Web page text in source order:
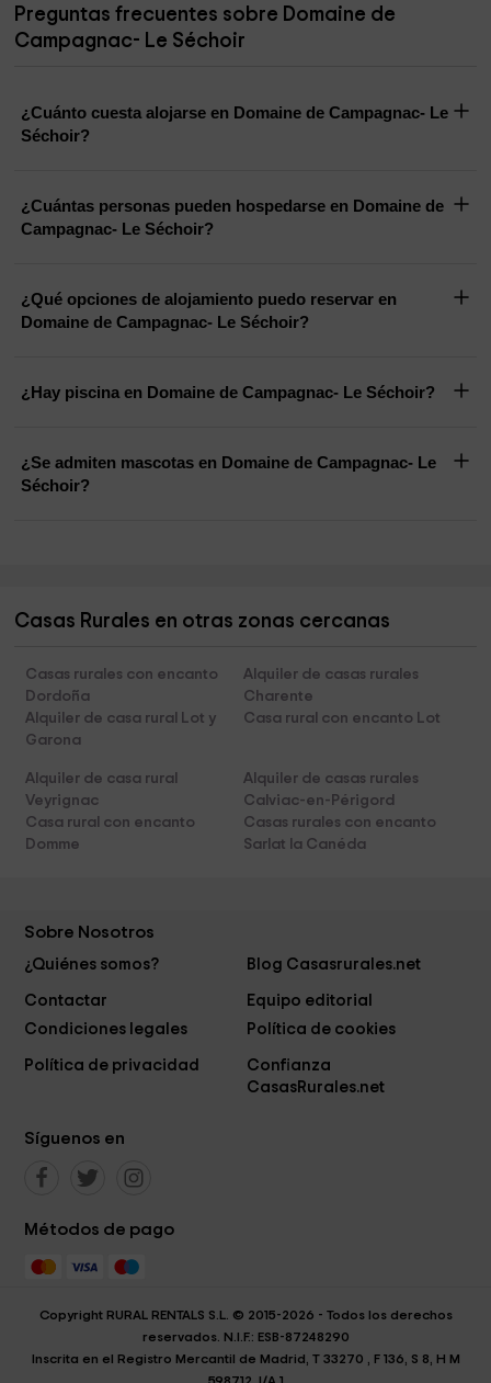
Preguntas frecuentes sobre Domaine de
Campagnac- Le Séchoir
¿Cuánto cuesta alojarse en Domaine de Campagnac- Le
Séchoir?
¿Cuántas personas pueden hospedarse en Domaine de
Campagnac- Le Séchoir?
¿Qué opciones de alojamiento puedo reservar en
Domaine de Campagnac- Le Séchoir?
¿Hay piscina en Domaine de Campagnac- Le Séchoir?
¿Se admiten mascotas en Domaine de Campagnac- Le
Séchoir?
Casas Rurales en otras zonas cercanas
Casas rurales con encanto
Dordoña
Alquiler de casas rurales
Charente
Alquiler de casa rural Lot y
Garona
Casa rural con encanto Lot
Alquiler de casa rural
Veyrignac
Alquiler de casas rurales
Calviac-en-Périgord
Casa rural con encanto
Domme
Casas rurales con encanto
Sarlat la Canéda
Sobre Nosotros
¿Quiénes somos? Blog Casasrurales.net
Contactar
Equipo editorial
Condiciones legales
Política de cookies
Política de privacidad
Confianza
CasasRurales.net
Síguenos en
Métodos de pago
Copyright RURAL RENTALS S.L. © 2015-2026 - Todos los derechos
reservados. N.I.F.: ESB-87248290
Inscrita en el Registro Mercantil de Madrid, T 33270 , F 136, S 8, H M